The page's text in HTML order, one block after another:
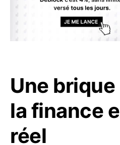
Une
la finance
réel